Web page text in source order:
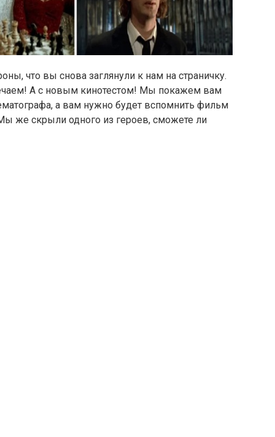
что вы снова заглянули к нам на страничку.
А с новым кинотестом! Мы покажем вам
а вам нужно будет вспомнить фильм
же скрыли одного из героев, сможете ли